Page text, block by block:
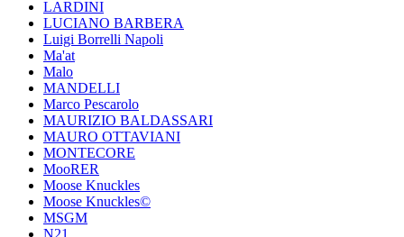
LARDINI
LUCIANO BARBERA
Luigi Borrelli Napoli
Ma'at
Malo
MANDELLI
Marco Pescarolo
MAURIZIO BALDASSARI
MAURO OTTAVIANI
MONTECORE
MooRER
Moose Knuckles
Moose Knuckles©️
MSGM
N21